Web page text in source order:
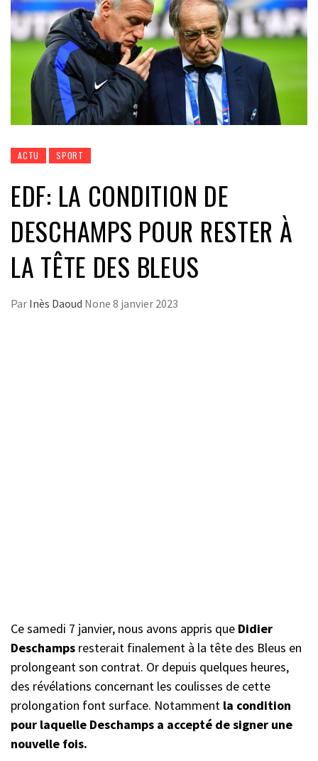
ACTU SPORT
EDF: LA CONDITION DE
DESCHAMPS POUR RESTER À
LA TÊTE DES BLEUS
Par Inès Daoud None 8 janvier 2023
Ce samedi 7 janvier, nous avons appris que Didier
Deschamps resterait finalement à la tête des Bleus en
prolongeant son contrat. Or depuis quelques heures,
des révélations concernant les coulisses de cette
prolongation font surface. Notamment la condition
pour laquelle Deschamps a accepté de signer une
nouvelle fois.